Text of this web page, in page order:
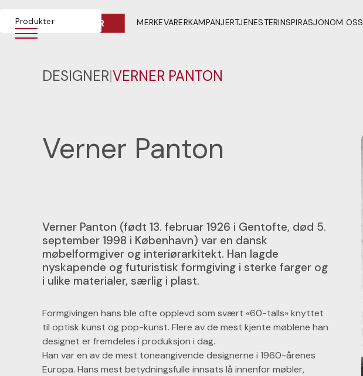
Produkter MERKEVARERKAMPANJERTJENESTERINSPIRASJONOM OSS
DESIGNER|VERNER PANTON
Verner Panton
Verner Panton (født 13. februar 1926 i Gentofte, død 5.
september 1998 i København) var en dansk
møbelformgiver og interiørarkitekt. Han lagde
nyskapende og futuristisk formgiving i sterke farger og
i ulike materialer, særlig i plast.
Formgivingen hans ble ofte opplevd som svært «60-talls» knyttet
til optisk kunst og pop-kunst. Flere av de mest kjente møblene han
designet er fremdeles i produksjon i dag.
Han var en av de mest toneangivende designerne i 1960-årenes
Europa. Hans mest betydningsfulle innsats lå innenfor møbler,